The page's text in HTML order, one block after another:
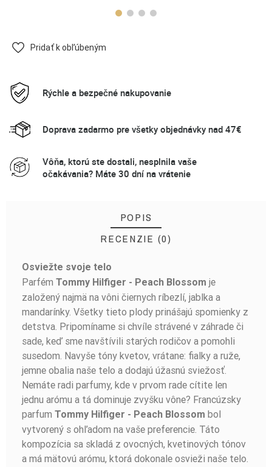
Pridať k obľúbeným
Rýchle a bezpečné nakupovanie
Doprava zadarmo pre všetky objednávky nad 47€
Vôňa, ktorú ste dostali, nesplnila vaše
očakávania? Máte 30 dní na vrátenie
POPIS
RECENZIE (0)
Osviežte svoje telo
Parfém Tommy Hilfiger - Peach Blossom je
založený najmä na vôni čiernych ríbezlí, jablka a
mandarínky. Všetky tieto plody prinášajú spomienky z
detstva. Pripomíname si chvíle strávené v záhrade či
sade, keď sme navštívili starých rodičov a pomohli
susedom. Navyše tóny kvetov, vrátane: fialky a ruže,
jemne obalia naše telo a dodajú úžasnú sviežosť.
Nemáte radi parfumy, kde v prvom rade cítite len
jednu arómu a tá dominuje zvyšku vône? Francúzsky
parfum Tommy Hilfiger - Peach Blossom bol
vytvorený s ohľadom na vaše preferencie. Táto
kompozícia sa skladá z ovocných, kvetinových tónov
a má mätovú arómu, ktorá dokonale osvieži naše telo.
BUĎTE PRVÝ, KTO NAPÍŠE RECENZIU!